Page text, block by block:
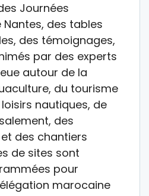
Journées
des tables
des témoignages,
par des experts
autour de la
du tourisme
nautiques, de
des
des chantiers
de sites sont
pour
marocaine